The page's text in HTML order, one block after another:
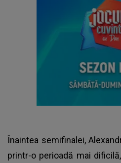
Înaintea semifinalei,
printr-o perioadă mai